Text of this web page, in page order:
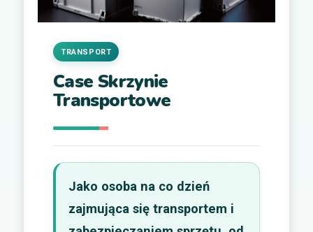
Case Skrzynie
Transportowe
TRANSPORT
Jako osoba na co dzień
zajmująca się transportem i